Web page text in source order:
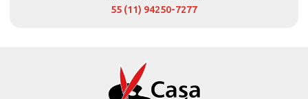
55 (11) 94250-7277